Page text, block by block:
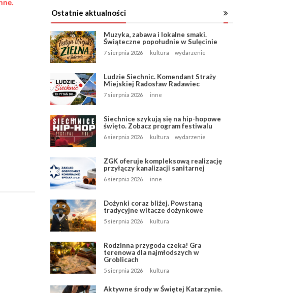
Ostatnie aktualności
Muzyka, zabawa i lokalne smaki.
Świąteczne popołudnie w Sulęcinie
7 sierpnia 2026 kultura wydarzenie
Ludzie Siechnic. Komendant Straży
Miejskiej Radosław Radawiec
7 sierpnia 2026 inne
Siechnice szykują się na hip-hopowe
święto. Zobacz program festiwalu
6 sierpnia 2026 kultura wydarzenie
ZGK oferuje kompleksową realizację
przyłączy kanalizacji sanitarnej
6 sierpnia 2026 inne
Dożynki coraz bliżej. Powstaną
tradycyjne witacze dożynkowe
5 sierpnia 2026 kultura
Rodzinna przygoda czeka! Gra
terenowa dla najmłodszych w
Groblicach
5 sierpnia 2026 kultura
Aktywne środy w Świętej Katarzynie.